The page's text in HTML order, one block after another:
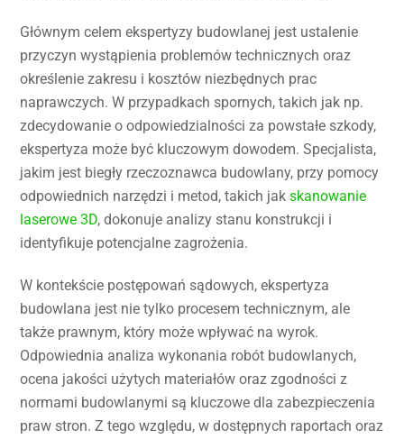
Głównym celem ekspertyzy budowlanej jest ustalenie
przyczyn wystąpienia problemów technicznych oraz
określenie zakresu i kosztów niezbędnych prac
naprawczych. W przypadkach spornych, takich jak np.
zdecydowanie o odpowiedzialności za powstałe szkody,
ekspertyza może być kluczowym dowodem. Specjalista,
jakim jest biegły rzeczoznawca budowlany, przy pomocy
odpowiednich narzędzi i metod, takich jakskanowanie
laserowe 3D, dokonuje analizy stanu konstrukcji i
identyfikuje potencjalne zagrożenia.
W kontekście postępowań sądowych, ekspertyza
budowlana jest nie tylko procesem technicznym, ale
także prawnym, który może wpływać na wyrok.
Odpowiednia analiza wykonania robót budowlanych,
ocena jakości użytych materiałów oraz zgodności z
normami budowlanymi są kluczowe dla zabezpieczenia
praw stron. Z tego względu, w dostępnych raportach oraz